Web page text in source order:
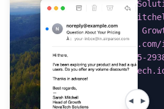
"company": "NovaTech
"full_name"
"Sarah
"job_title": "Head of
"linkedin"
"phone"
"+1 (415) 555-
"website":
}